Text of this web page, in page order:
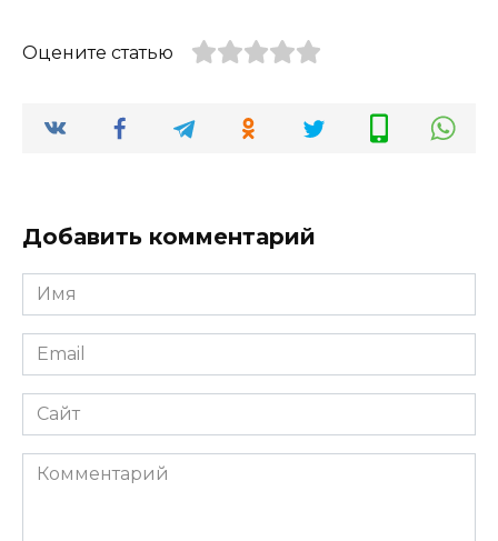
Оцените статью
Добавить комментарий
Имя
*
Email
*
Сайт
Комментарий